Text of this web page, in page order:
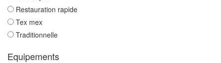
Restauration rapide
Tex mex
Traditionnelle
Equipements